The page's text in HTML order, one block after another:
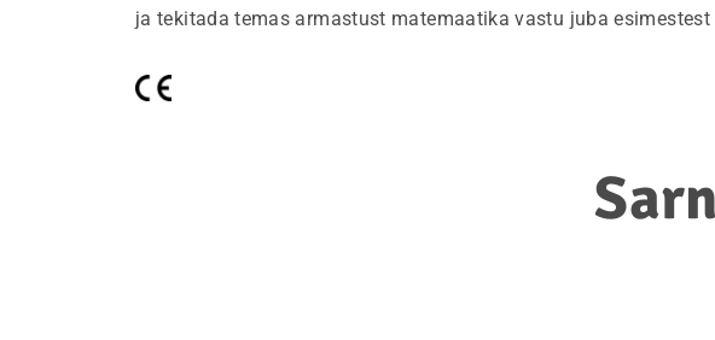
ja tekitada temas armastust matemaatika vastu juba esimestest